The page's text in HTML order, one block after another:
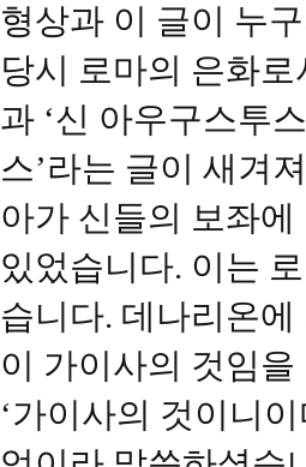
형상과 이 글이 누
당시 로마의 은화
과 ‘신 아우구스투
스’라는 글이 새겨
아가 신들의 보좌
있었습니다. 이는
습니다. 데나리온
이 가이사의 것임
‘가이사의 것이니